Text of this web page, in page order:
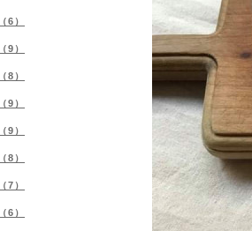
6）
9）
8）
9）
9）
8）
7）
6）